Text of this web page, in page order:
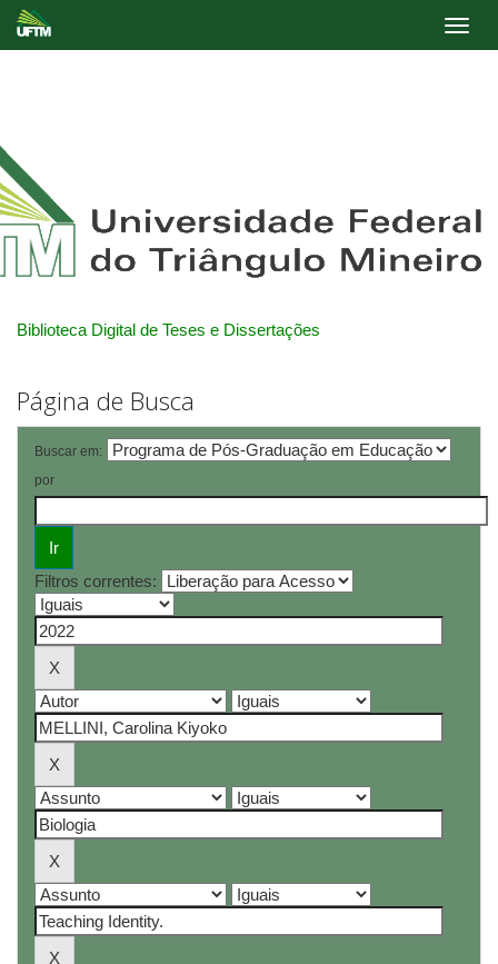
Biblioteca Digital de Teses e Dissertações
Página de Busca
Buscar em:
por
Filtros correntes: